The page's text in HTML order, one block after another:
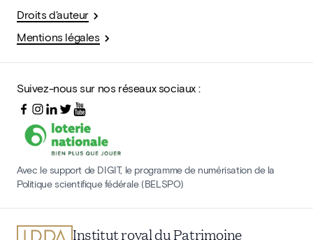
Droits d'auteur
Mentions légales
Suivez-nous sur nos réseaux sociaux :
Avec le support de DIGIT, le programme de numérisation de la
Politique scientifique fédérale (BELSPO)
Institut royal du Patrimoine